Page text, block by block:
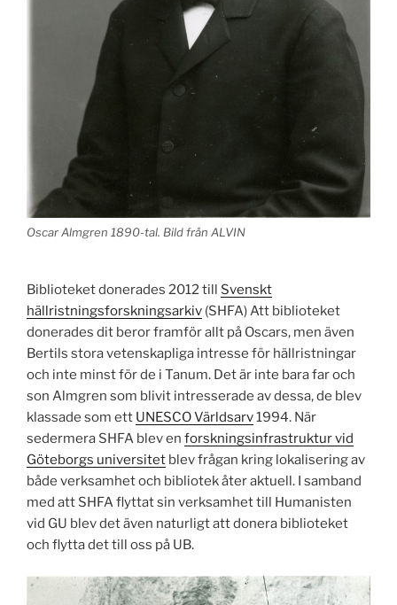
Oscar Almgren 1890-tal. Bild från ALVIN
Biblioteket donerades 2012 till Svenskt
hällristningsforskningsarkiv (SHFA) Att biblioteket
donerades dit beror framför allt på Oscars, men även
Bertils stora vetenskapliga intresse för hällristningar
och inte minst för de i Tanum. Det är inte bara far och
son Almgren som blivit intresserade av dessa, de blev
klassade som ett UNESCO Världsarv1994. När
sedermera SHFA blev en forskningsinfrastruktur vid
Göteborgs universitet blev frågan kring lokalisering av
både verksamhet och bibliotek åter aktuell. I samband
med att SHFA flyttat sin verksamhet till Humanisten
vid GU blev det även naturligt att donera biblioteket
och flytta det till oss på UB.